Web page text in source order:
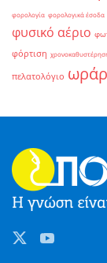
φορολογία φορολογικά έσοδα
φυσικό αέριο
φόρτιση
πελατολόγιο